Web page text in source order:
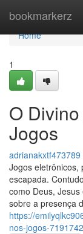
bookmarkerz
Home
Home
1
O
Jogos
adrianakxtf473789
Jogos eletrônicos,
escapada.
como Deus,
sobre a presença
https://
nos-jogos-